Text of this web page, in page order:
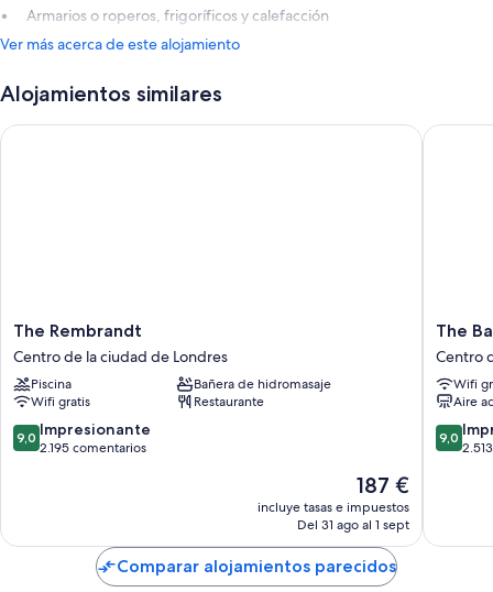
Armarios o roperos, frigoríficos y calefacción
Ver más acerca de este alojamiento
Alojamientos similares
The
Rembrandt
Centro
de
la
ciudad
de
The Rembrandt
Centro de la ciudad de Londres
Piscina
Bañera de hidromasaje
Wifi gratis
Restaurante
9.0
sobre
9,0 Impresionante
2.195 comentarios
El
precio
actual
de
187 €
187 €
incluye tasas e impuestos
Del 31 ago al 1 sept
The Rembrandt
The
Bailey's
Hotel
London
Centro
de
The
Centro
Wifi
Aire
9.0
sobre
9,0
The
Comparar alojamientos parecidos